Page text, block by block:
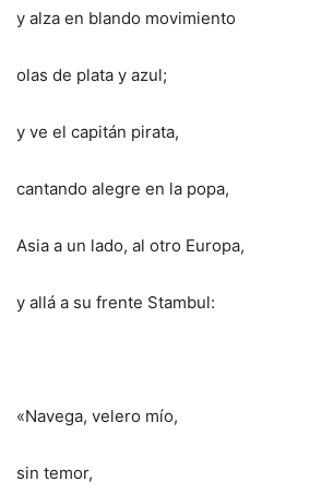
y alza en blando movimiento
olas de plata y azul;
y ve el capitán pirata,
cantando alegre en la popa,
Asia a un lado, al otro Europa,
y allá a su frente Stambul:
«Navega, velero mío,
sin temor,